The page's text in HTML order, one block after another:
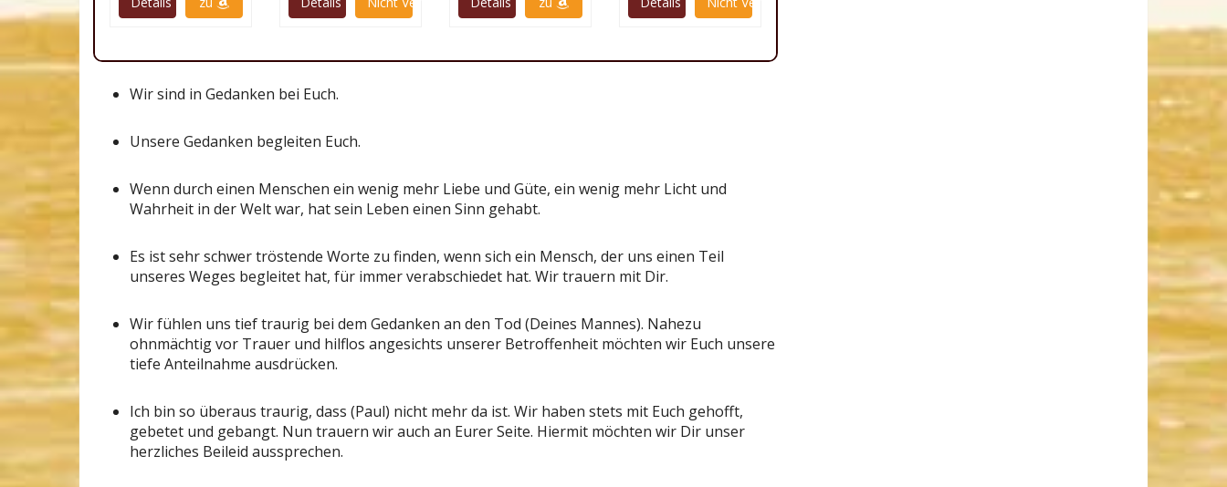
Wir sind in Gedanken bei Euch.
Unsere Gedanken begleiten Euch.
Wenn durch einen Menschen ein wenig mehr Liebe und Güte, ein wenig mehr Licht und
Wahrheit in der Welt war, hat sein Leben einen Sinn gehabt.
Es ist sehr schwer tröstende Worte zu finden, wenn sich ein Mensch, der uns einen Teil
unseres Weges begleitet hat, für immer verabschiedet hat. Wir trauern mit Dir.
Wir fühlen uns tief traurig bei dem Gedanken an den Tod (Deines Mannes). Nahezu
ohnmächtig vor Trauer und hilflos angesichts unserer Betroffenheit möchten wir Euch unsere
tiefe Anteilnahme ausdrücken.
Ich bin so überaus traurig, dass (Paul) nicht mehr da ist. Wir haben stets mit Euch gehofft,
gebetet und gebangt. Nun trauern wir auch an Eurer Seite. Hiermit möchten wir Dir unser
herzliches Beileid aussprechen.